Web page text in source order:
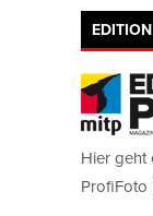
Hier geht
ProfiFoto